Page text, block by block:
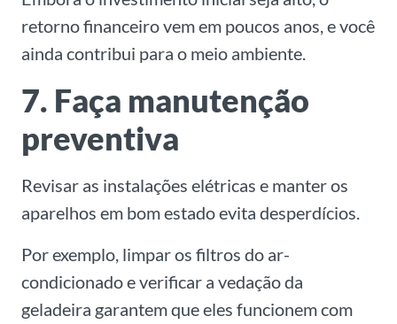
retorno financeiro vem em poucos anos, e você
ainda contribui para o meio ambiente.
7. Faça manutenção
preventiva
Revisar as instalações elétricas e manter os
aparelhos em bom estado evita desperdícios.
Por exemplo, limpar os filtros do ar-
condicionado e verificar a vedação da
geladeira garantem que eles funcionem com